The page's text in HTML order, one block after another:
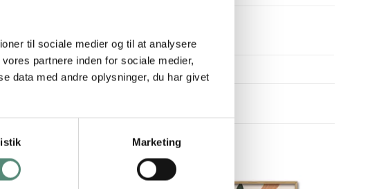
til sociale medier og til at analysere
partnere inden for sociale medier,
data med andre oplysninger, du har givet
Marketing